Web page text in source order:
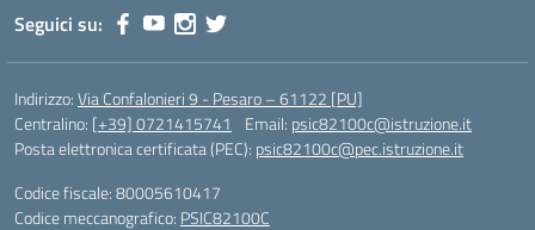
Seguici su:
Indirizzo:Via Confalonieri 9 - Pesaro – 61122 [PU]
Centralino: [+39] 0721415741 Email: psic82100c@istruzione.it
Posta elettronica certificata (PEC): psic82100c@pec.istruzione.it
Codice fiscale: 80005610417
Codice meccanografico: PSIC82100C